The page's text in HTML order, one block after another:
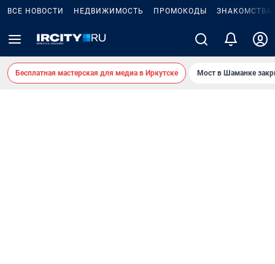
ВСЕ НОВОСТИ НЕДВИЖИМОСТЬ ПРОМОКОДЫ ЗНАКОМСТВА
Бесплатная мастерская для медиа в Иркутске Мост в Шаманке